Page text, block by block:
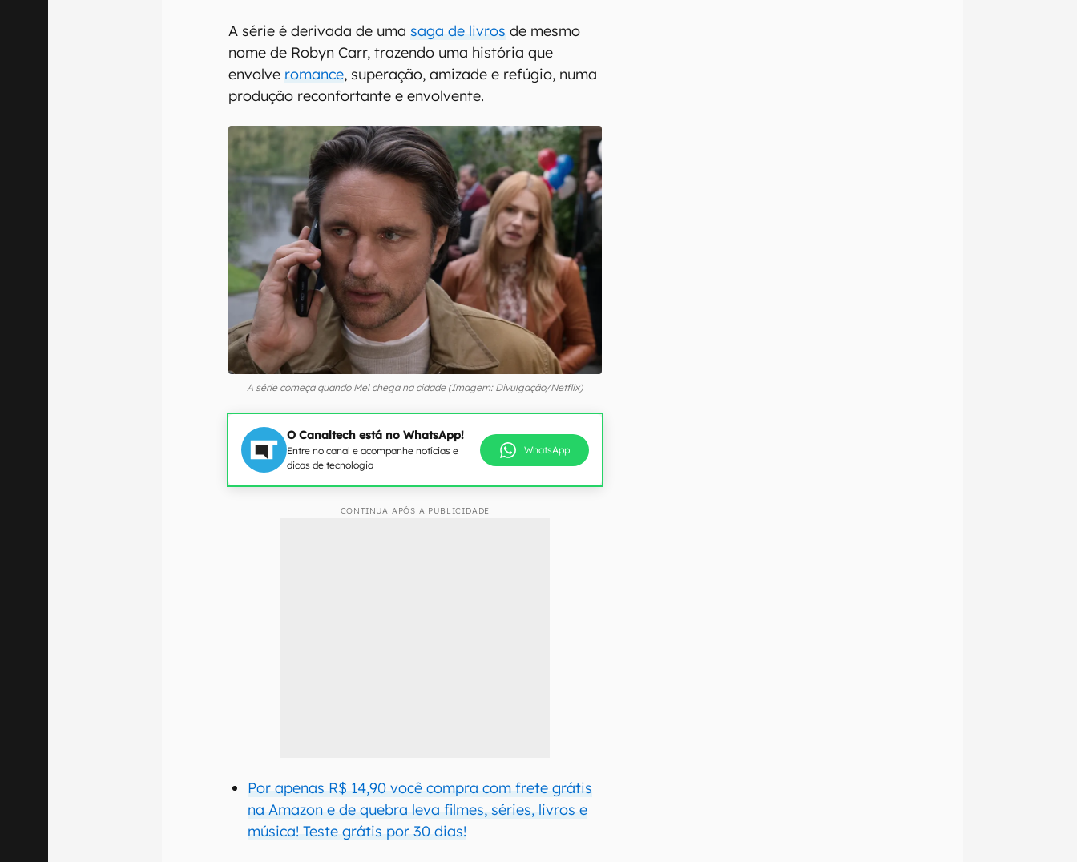
A série é derivada de umasaga de livros de mesmo
nome de Robyn Carr, trazendo uma história que
envolve romance, superação, amizade e refúgio, numa
produção reconfortante e envolvente.
A série começa quando Mel chega na cidade (Imagem: Divulgação/Netflix)
O Canaltech está no WhatsApp!
Entre no canal e acompanhe notícias e
dicas de tecnologia
WhatsApp
CONTINUA APÓS A PUBLICIDADE
Por apenas R$ 14,90 você compra com frete grátis
na Amazon e de quebra leva filmes, séries, livros e
música! Teste grátis por 30 dias!